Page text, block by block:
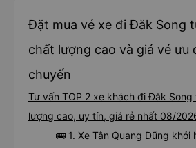
Đặt mua vé xe đi Đăk Song
chất lượng cao và giá vé ưu
chuyến
Tư vấn TOP 2 xe khách đi Đăk
lượng cao, uy tín, giá rẻ nhất 08/
🚌 1. Xe Tân Quang Dũng